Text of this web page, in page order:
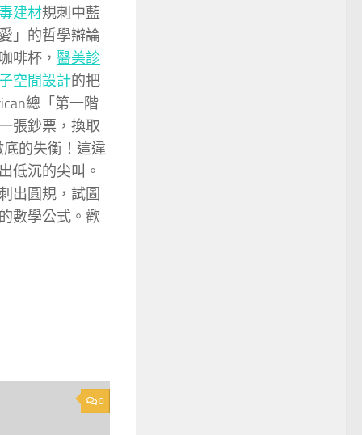
建材規刺中藍
」的哲學辯論
啡杯， 醫美診
空間設計的把
總「第一階
張鈔票，換取
的失衡！這違
低沉的尖叫。
出圓規，試圖
數學公式。歡
0